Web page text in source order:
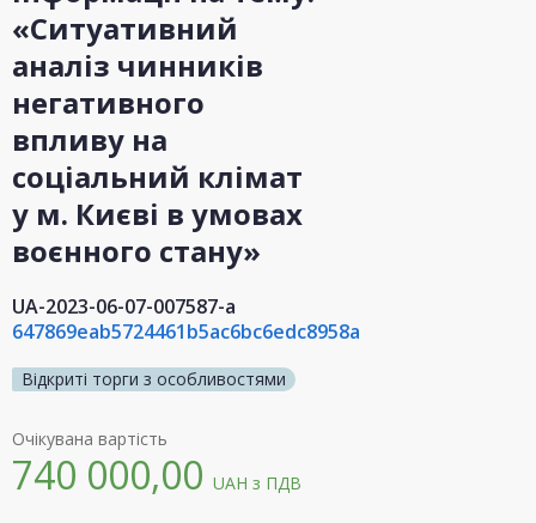
«Ситуативний
аналіз чинників
негативного
впливу на
соціальний клімат
у м. Києві в умовах
воєнного стану»
UA-2023-06-07-007587-a
647869eab5724461b5ac6bc6edc8958a
Відкриті торги з особливостями
Очікувана вартість
740 000,00 UAH з ПДВ